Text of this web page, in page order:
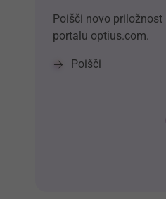
Poišči novo
portalu optius.com.
Poišči